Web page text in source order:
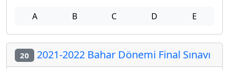
A B C D E
20 2021-2022 Bahar Dönemi Final Sınavı